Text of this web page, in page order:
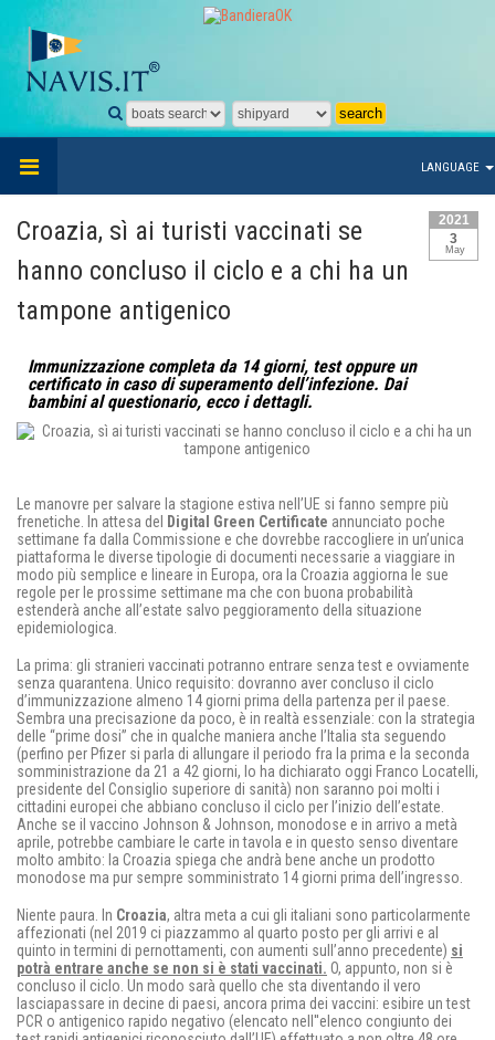
LANGUAGE
2021
3
May
Croazia, sì ai turisti vaccinati se
hanno concluso il ciclo e a chi ha un
tampone antigenico
Immunizzazione completa da 14 giorni, test oppure un
certificato in caso di superamento dell’infezione. Dai
bambini al questionario, ecco i dettagli.
Le manovre per salvare la stagione estiva nell’UE si fanno sempre più
frenetiche. In attesa del
Digital Green Certificate annunciato poche
settimane fa dalla Commissione e che dovrebbe raccogliere in un’unica
piattaforma le diverse tipologie di documenti necessarie a viaggiare in
modo più semplice e lineare in Europa, ora la Croazia aggiorna le sue
regole per le prossime settimane ma che con buona probabilità
estenderà anche all’estate salvo peggioramento della situazione
epidemiologica.
La prima: gli stranieri vaccinati potranno entrare senza test e ovviamente
senza quarantena. Unico requisito: dovranno aver concluso il ciclo
d’immunizzazione almeno 14 giorni prima della partenza per il paese.
Sembra una precisazione da poco, è in realtà essenziale: con la strategia
delle “prime dosi” che in qualche maniera anche l’Italia sta seguendo
(perfino per Pfizer si parla di allungare il periodo fra la prima e la seconda
somministrazione da 21 a 42 giorni, lo ha dichiarato oggi Franco Locatelli,
presidente del Consiglio superiore di sanità) non saranno poi molti i
cittadini europei che abbiano concluso il ciclo per l’inizio dell’estate.
Anche se il vaccino Johnson & Johnson, monodose e in arrivo a metà
aprile, potrebbe cambiare le carte in tavola e in questo senso diventare
molto ambito: la Croazia spiega che andrà bene anche un prodotto
monodose ma pur sempre somministrato 14 giorni prima dell’ingresso.
Niente paura. In Croazia, altra meta a cui gli italiani sono particolarmente
affezionati (nel 2019 ci piazzammo al quarto posto per gli arrivi e al
quinto in termini di pernottamenti, con aumenti sull’anno precedente) si
potrà entrare anche se non si è stati vaccinati. O, appunto, non si è
concluso il ciclo. Un modo sarà quello che sta diventando il vero
lasciapassare in decine di paesi, ancora prima dei vaccini: esibire un test
PCR o antigenico rapido negativo (elencato nell''elenco congiunto dei